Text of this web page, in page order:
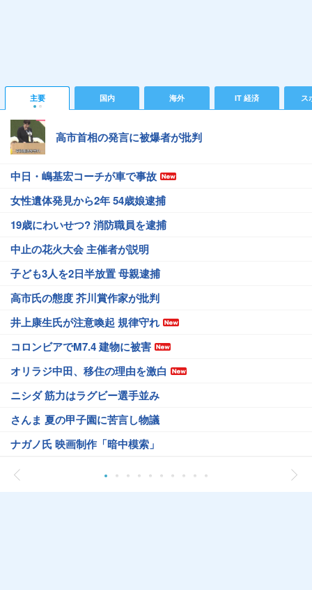
主要 国内 海外 IT 経済 ス
高市首相の発言に被爆者が批判
中日・嶋基宏コーチが車で事故
女性遺体発見から2年 54歳娘逮捕
19歳にわいせつ? 消防職員を逮捕
中止の花火大会 主催者が説明
子ども3人を2日半放置 母親逮捕
高市氏の態度 芥川賞作家が批判
井上康生氏が注意喚起 規律守れ
コロンビアでM7.4 建物に被害
オリラジ中田、移住の理由を激白
ニシダ 筋力はラグビー選手並み
さんま 夏の甲子園に苦言し物議
ナガノ氏 映画制作「暗中模索」